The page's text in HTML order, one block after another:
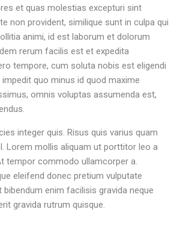
et quas molestias excepturi sint
non provident, similique sunt in culpa qui
animi, id est laborum et dolorum
rerum facilis est et expedita
tempore, cum soluta nobis est eligendi
quo minus id quod maxime
omnis voluptas assumenda est,
integer quis. Risus quis varius quam
Lorem mollis aliquam ut porttitor leo a
tempor commodo ullamcorper a.
eleifend donec pretium vulputate
bibendum enim facilisis gravida neque
gravida rutrum quisque.